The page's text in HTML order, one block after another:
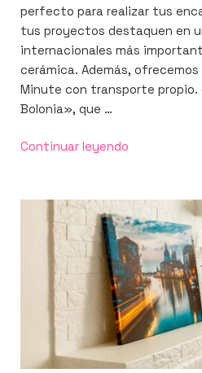
perfecto para realizar tus
tus proyectos destaquen en
internacionales más
cerámica. Además,
Minute con transporte propio.
Bolonia», que …
Continuar leyendo
hora
a
Cersaie
2024
con
Promopublic»